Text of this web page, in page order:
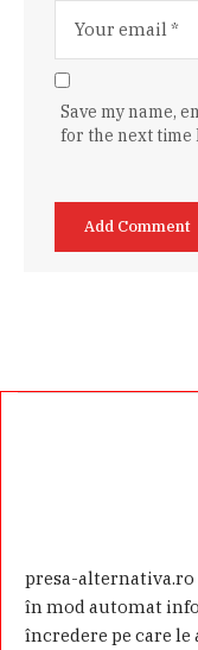
Save my name,
for the next time
presa-alternativa.ro
în mod automat
încredere pe care